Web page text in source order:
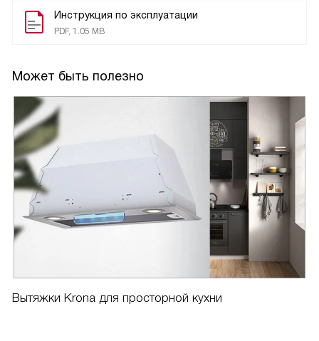
Инструкция по эксплуатации
PDF, 1.05 MB
Может быть полезно
Вытяжки Krona для просторной кухни